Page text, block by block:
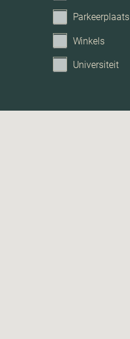
Parkeerplaats
Winkels
Universiteit